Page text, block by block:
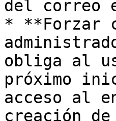
del correo
* **Forzar
obliga al
próximo
acceso al
creación